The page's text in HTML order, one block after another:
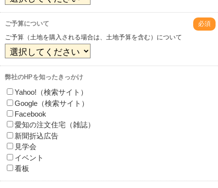
ご予算について
必須
ご予算（土地を購入される場合は、土地予算を含む）について
弊社のHPを知ったきっかけ
Yahoo!（検索サイト）
Google（検索サイト）
Facebook
愛知の注文住宅（雑誌）
新聞折込広告
見学会
イベント
看板